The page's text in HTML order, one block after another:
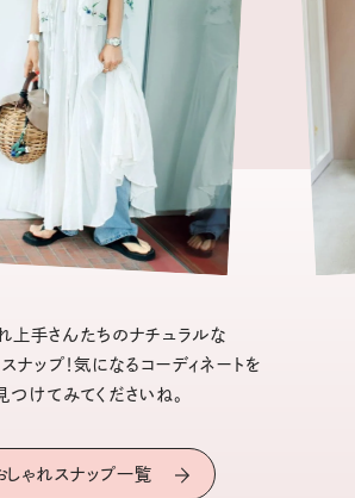
上手さんたちのナチュラルな
ナップ！気になるコーディネートを
つけてみてくださいね。
しゃれスナップ一覧